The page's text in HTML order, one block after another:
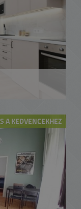
A KEDVENCEKHEZ